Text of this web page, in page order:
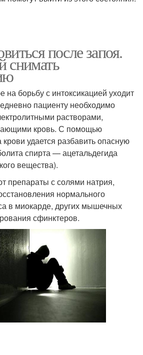
после запоя.
снимать
на борьбу с интоксикацией уходит
пациенту необходимо
растворами,
кровь. С помощью
удается разбавить опасную
спирта — ацетальдегида
вещества).
препараты с солями натрия,
нормального
в миокарде, других мышечных
сфинктеров.